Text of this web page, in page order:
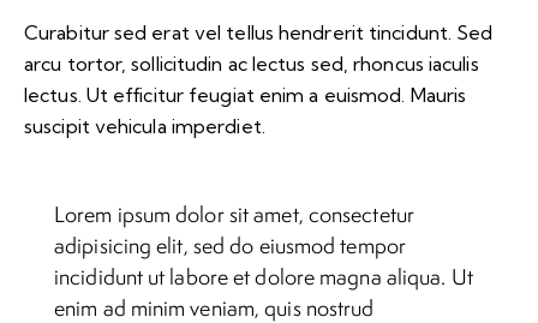
Curabitur sed erat vel tellus hendrerit tincidunt. Sed
arcu tortor, sollicitudin ac lectus sed, rhoncus iaculis
lectus. Ut efficitur feugiat enim a euismod. Mauris
suscipit vehicula imperdiet.
Lorem ipsum dolor sit amet, consectetur
adipisicing elit, sed do eiusmod tempor
incididunt ut labore et dolore magna aliqua. Ut
enim ad minim veniam, quis nostrud